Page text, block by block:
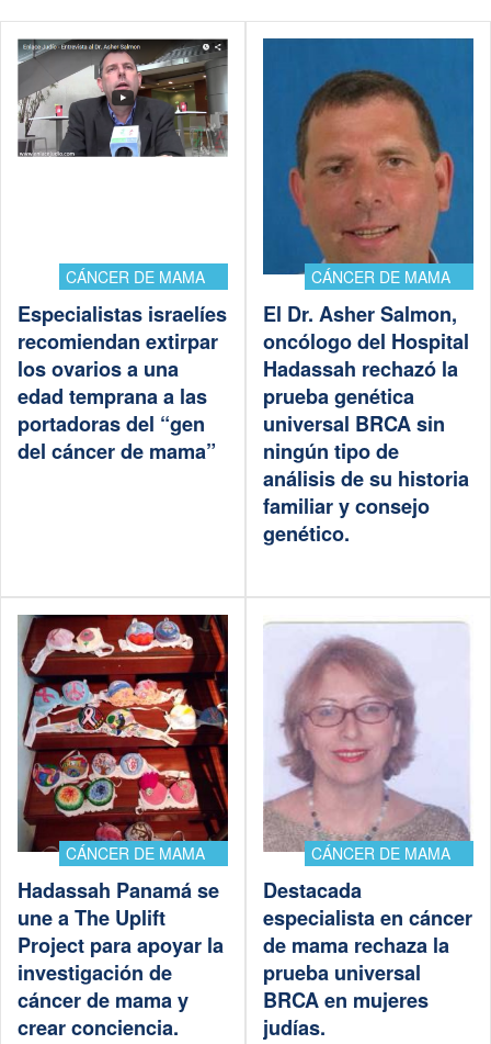
CÁNCER DE MAMA
Especialistas israelíes
recomiendan extirpar
los ovarios a una
edad temprana a las
portadoras del “gen
del cáncer de mama”
CÁNCER DE MAMA
El Dr. Asher Salmon,
oncólogo del Hospital
Hadassah rechazó la
prueba genética
universal BRCA sin
ningún tipo de
análisis de su historia
familiar y consejo
genético.
CÁNCER DE MAMA
Hadassah Panamá se
une a The Uplift
Project para apoyar la
investigación de
cáncer de mama y
crear conciencia.
CÁNCER DE MAMA
Destacada
especialista en cáncer
de mama rechaza la
prueba universal
BRCA en mujeres
judías.